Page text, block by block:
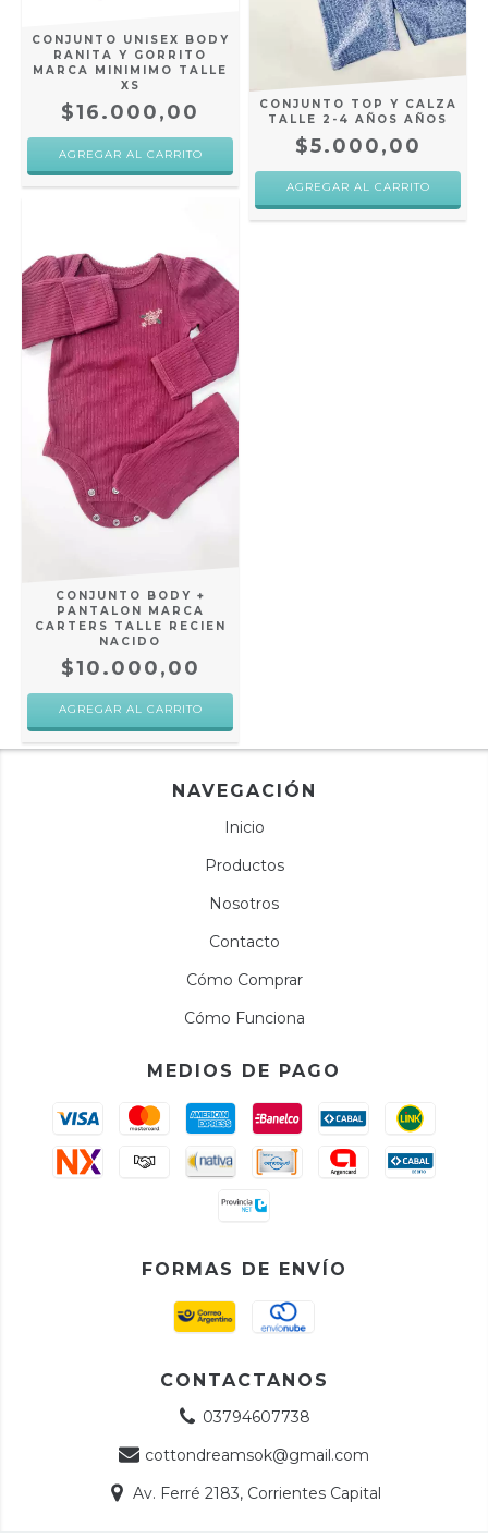
CONJUNTO UNISEX BODY
RANITA Y GORRITO
MARCA MINIMIMO TALLE
XS
$16.000,00
CONJUNTO TOP Y CALZA
TALLE 2-4 AÑOS AÑOS
$5.000,00
CONJUNTO BODY +
PANTALON MARCA
CARTERS TALLE RECIEN
NACIDO
$10.000,00
NAVEGACIÓN
Inicio
Productos
Nosotros
Contacto
Cómo Comprar
Cómo Funciona
MEDIOS DE PAGO
FORMAS DE ENVÍO
CONTACTANOS
03794607738
cottondreamsok@gmail.com
Av. Ferré 2183, Corrientes Capital